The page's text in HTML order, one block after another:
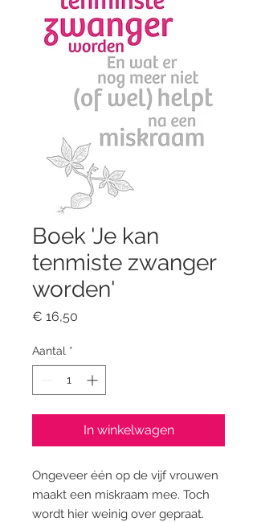
Boek 'Je kan
tenmiste zwanger
worden'
€ 16,50
Aantal *
In winkelwagen
Ongeveer één op de vijf vrouwen
maakt een miskraam mee. Toch
wordt hier weinig over gepraat.